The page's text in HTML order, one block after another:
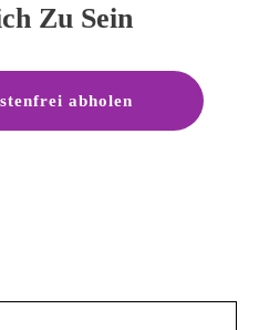
Zu Sein
abholen